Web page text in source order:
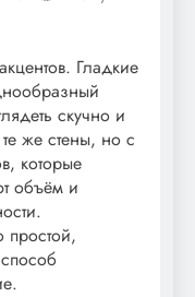
Гладкие
скучно и
же стены, но с
которые
объём и